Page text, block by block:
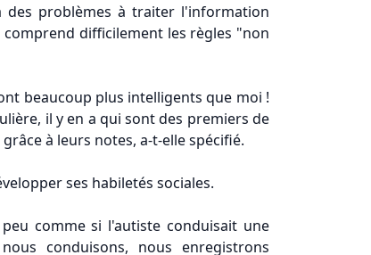
des problèmes à traiter l'information
difficilement les règles "non
beaucoup plus intelligents que moi !
il y en a qui sont des premiers de
à leurs notes, a-t-elle spécifié.
ses habiletés sociales.
comme si l'autiste conduisait une
conduisons, nous enregistrons